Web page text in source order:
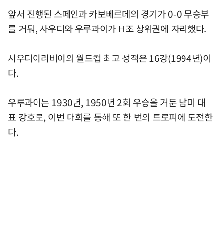
앞서 진행된 스페인과 카보베르데의 경기가 0-0 무승부
를 거둬, 사우디와 우루과이가 H조 상위권에 자리했다.
사우디아라비아의 월드컵 최고 성적은 16강(1994년)이
다.
우루과이는 1930년, 1950년 2회 우승을 거둔 남미 대
표 강호로, 이번 대회를 통해 또 한 번의 트로피에 도전한
다.